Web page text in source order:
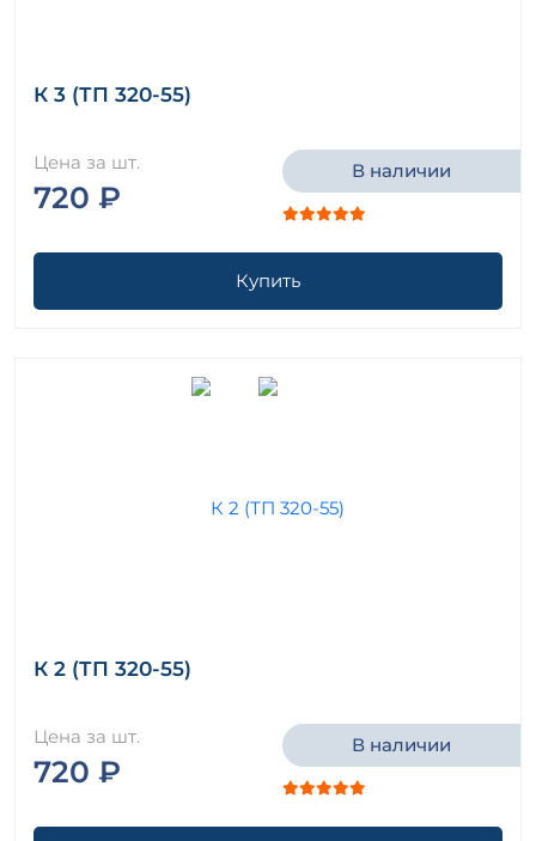
К 3 (ТП 320-55)
Цена за шт.
720 ₽
В наличии
Купить
К 2 (ТП 320-55)
Цена за шт.
720 ₽
В наличии